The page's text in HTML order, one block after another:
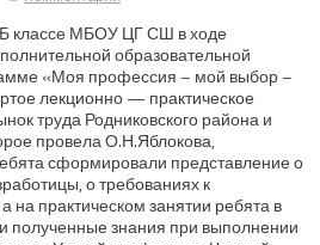
классе МБОУ ЦГ СШ в ходе
образовательной
«Моя профессия – мой выбор –
лекционно — практическое
труда Родниковского района и
провела О.Н.Яблокова,
сформировали представление о
о требованиях к
на практическом занятии ребята в
полученные знания при выполнении